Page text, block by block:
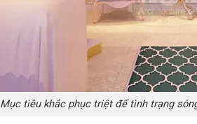
Mục tiêu khắc phục triệt để tình trạng